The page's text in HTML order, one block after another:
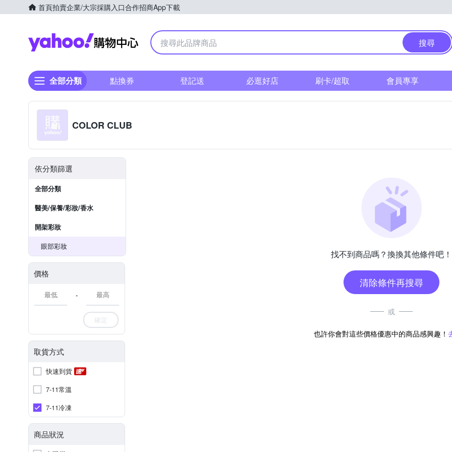
首頁拍賣企業/大宗採購入口合作招商App下載
Yahoo購物中心
搜尋
全部分類 點換券 登記送 必逛好店 刷卡/超取 會員專享
COLOR CLUB
依分類篩選
全部分類
醫美/保養/彩妝/香水
開架彩妝
眼部彩妝
價格
-
確定
取貨方式
快速到貨
7-11常溫
7-11冷凍
商品狀況
找不到商品嗎？換換其他條件吧！
清除條件再搜尋
或
也許你會對這些價格優惠中的商品感興趣！